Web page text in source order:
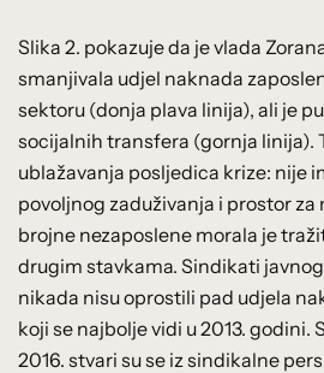
Slika 2. pokazuje da je vlada
smanjivala udjel naknada
sektoru (donja plava linija), ali je
socijalnih transfera (gornja linija).
ublažavanja posljedica krize: nije
povoljnog zaduživanja i prostor za
brojne nezaposlene morala je
drugim stavkama. Sindikati
nikada nisu oprostili pad udjela
koji se najbolje vidi u 2013. godini.
2016. stvari su se iz sindikalne